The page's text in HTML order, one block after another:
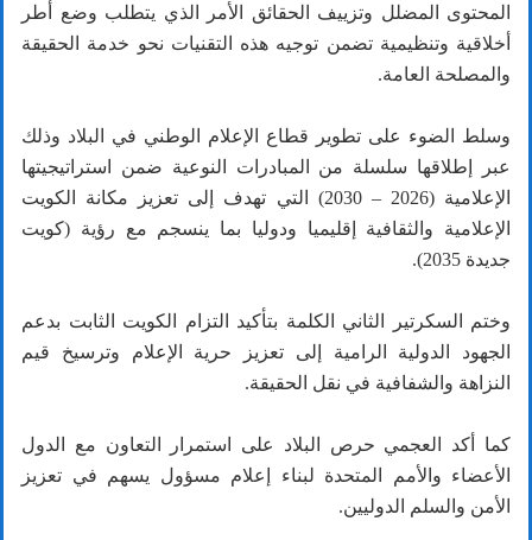
المحتوى المضلل وتزييف الحقائق الأمر الذي يتطلب وضع أطر
أخلاقية وتنظيمية تضمن توجيه هذه التقنيات نحو خدمة الحقيقة
والمصلحة العامة.
وسلط الضوء على تطوير قطاع الإعلام الوطني في البلاد وذلك
عبر إطلاقها سلسلة من المبادرات النوعية ضمن استراتيجيتها
الإعلامية (2026 – 2030) التي تهدف إلى تعزيز مكانة الكويت
الإعلامية والثقافية إقليميا ودوليا بما ينسجم مع رؤية (كويت
جديدة 2035).
وختم السكرتير الثاني الكلمة بتأكيد التزام الكويت الثابت بدعم
الجهود الدولية الرامية إلى تعزيز حرية الإعلام وترسيخ قيم
النزاهة والشفافية في نقل الحقيقة.
كما أكد العجمي حرص البلاد على استمرار التعاون مع الدول
الأعضاء والأمم المتحدة لبناء إعلام مسؤول يسهم في تعزيز
الأمن والسلم الدوليين.